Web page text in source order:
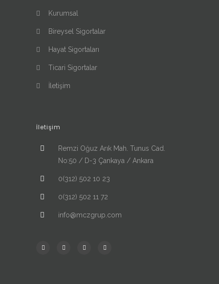
Kurumsal
Bireysel Sigortalar
Hayat Sigortaları
Ticari Sigortalar
İletişim
İletişim
Remzi Oğuz Arık Mah. Tunus Cad.
No:50 / D-3 Çankaya / Ankara
0(312) 502 10 23
0(312) 502 11 72
info@mczgrup.com